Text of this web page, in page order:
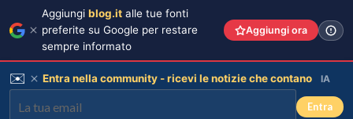
Aggiungi blog.it alle tue fonti
preferite su Google per restare
sempre informato
Aggiungi ora
✉️ Entra nella community - ricevi le notizie che contano IA
Entra